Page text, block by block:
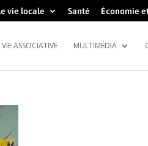
vie locale Santé Économie
VIE ASSOCIATIVE MULTIMÉDIA